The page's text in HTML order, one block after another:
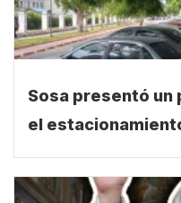
Sosa presentó
el